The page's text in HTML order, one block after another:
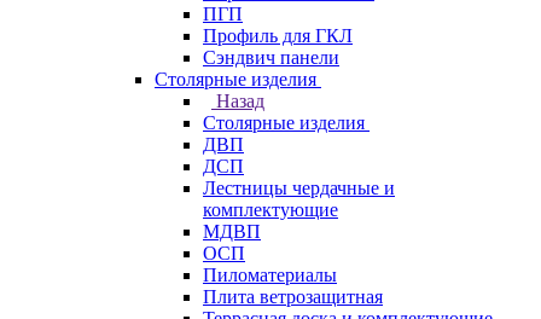
ПГП
Профиль для ГКЛ
Сэндвич панели
Столярные изделия
Назад
Столярные изделия
ДВП
ДСП
Лестницы чердачные и
комплектующие
МДВП
ОСП
Пиломатериалы
Плита ветрозащитная